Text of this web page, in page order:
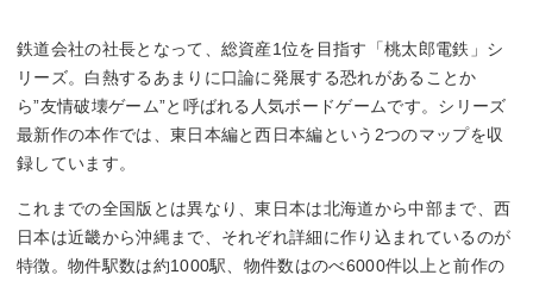
鉄道会社の社長となって、総資産1位を目指す「桃太郎電鉄」シ
リーズ。白熱するあまりに口論に発展する恐れがあることか
ら”友情破壊ゲーム”と呼ばれる人気ボードゲームです。シリーズ
最新作の本作では、東日本編と西日本編という2つのマップを収
録しています。
これまでの全国版とは異なり、東日本は北海道から中部まで、西
日本は近畿から沖縄まで、それぞれ詳細に作り込まれているのが
特徴。物件駅数は約1000駅、物件数はのべ6000件以上と前作の